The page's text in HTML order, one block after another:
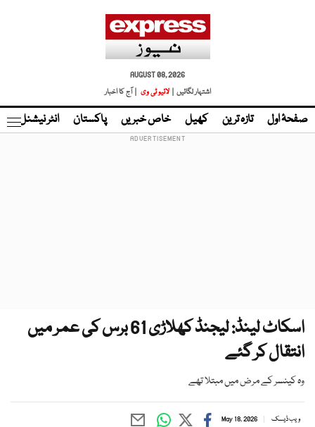
AUGUST 08, 2026
اشتہار لگائیں |
لائیو ٹی وی | آج کا اخبار
صفحۂ اول تازہ ترین کھیل خاص خبریں پاکستان انٹر نیشنل
اسکاٹ لینڈ: لیجنڈ کھلاڑی 61 برس کی عمر میں
انتقال کر گئے
وہ کینسر کے مرض میں مبتلا تھے
ویب ڈیسک May 18, 2026